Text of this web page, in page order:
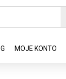
MOJE KONTO